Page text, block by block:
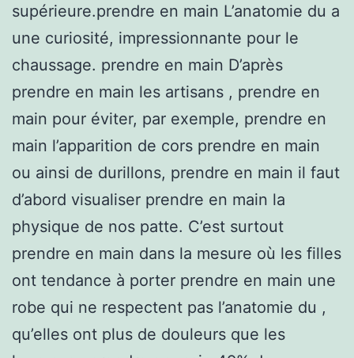
supérieure.prendre en main L’anatomie du a
une curiosité, impressionnante pour le
chaussage. prendre en main D’après
prendre en main les artisans , prendre en
main pour éviter, par exemple, prendre en
main l’apparition de cors prendre en main
ou ainsi de durillons, prendre en main il faut
d’abord visualiser prendre en main la
physique de nos patte. C’est surtout
prendre en main dans la mesure où les filles
ont tendance à porter prendre en main une
robe qui ne respectent pas l’anatomie du ,
qu’elles ont plus de douleurs que les